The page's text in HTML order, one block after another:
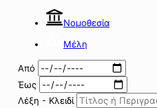
Νομοθεσία
Μέλη
Από
Έως
Λέξη - Κλειδί